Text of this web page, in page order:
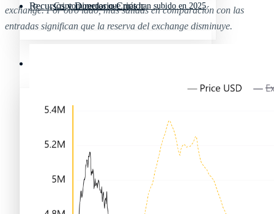
Recursos y Directorio Cripto
Memecoins de Solana
Próximas criptomonedas en Binance
Criptomonedas que más han subido en 2025
Mejores memecoins
Memecoins de Solana
Shitcoins
exchange. Por otro lado, más salidas en comparación con las
entradas significan que la reserva del exchange disminuye.